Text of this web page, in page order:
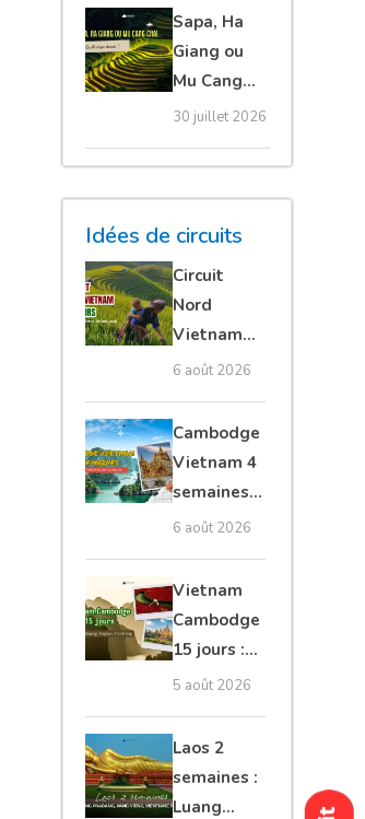
absolument
Sapa, Ha
Giang ou
Mu Cang
Chai :
étape
choisir ?
30 juillet 2026
Idées de circuits
Circuit
Nord
Vietnam
15 jours :
loop en
moto, Ninh
Binh, Lan
6 août 2026
Cambodge
Vietnam 4
semaines :
Angkor,
secret &
Mékong
6 août 2026
Vietnam
Cambodge
15 jours :
Hanoi,
Angkor,
Tonlé Sap
5 août 2026
Laos 2
semaines :
Luang